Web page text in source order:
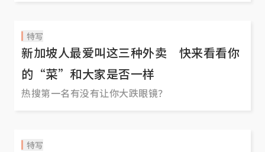
特写
新加坡人最爱叫这三种外卖 快来看看你
的“菜”和大家是否一样
热搜第一名有没有让你大跌眼镜？
特写